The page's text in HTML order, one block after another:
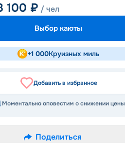
100 ₽ / чел
Выбор каюты
+1 000Круизных миль
Добавить в избранное
Моментально оповестим о снижении цены
Поделиться